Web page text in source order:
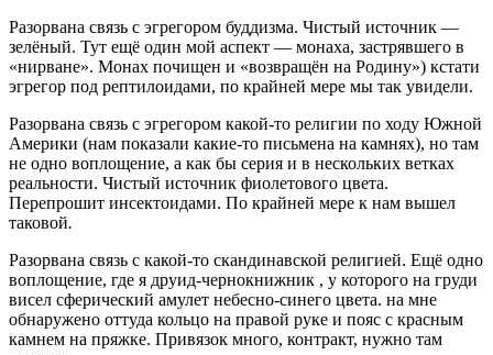
Разорвана связь с эгрегором буддизма. Чистый источник —
зелёный. Тут ещё один мой аспект — монаха, застрявшего в
«нирване». Монах почищен и «возвращён на Родину») кстати
эгрегор под рептилоидами, по крайней мере мы так увидели.
Разорвана связь с эгрегором какой-то религии по ходу Южной
Америки (нам показали какие-то письмена на камнях), но там
не одно воплощение, а как бы серия и в нескольких ветках
реальности. Чистый источник фиолетового цвета.
Перепрошит инсектоидами. По крайней мере к нам вышел
таковой.
Разорвана связь с какой-то скандинавской религией. Ещё одно
воплощение, где я друид-чернокнижник , у которого на груди
висел сферический амулет небесно-синего цвета. на мне
обнаружено оттуда кольцо на правой руке и пояс с красным
камнем на пряжке. Привязок много, контракт, нужно там